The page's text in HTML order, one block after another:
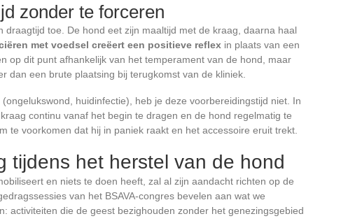
zonder te forceren
draagtijd toe. De hond eet zijn maaltijd met de kraag, daarna haal
met voedsel creëert een positieve reflex in plaats van een
op dit punt afhankelijk van het temperament van de hond, maar
dan een brute plaatsing bij terugkomst van de kliniek.
huidinfectie), heb je deze voorbereidingstijd niet. In
continu vanaf het begin te dragen en de hond regelmatig te
te voorkomen dat hij in paniek raakt en het accessoire eruit trekt.
tijdens het herstel van de hond
en niets te doen heeft, zal al zijn aandacht richten op de
van het BSAVA-congres bevelen aan wat we
activiteiten die de geest bezighouden zonder het genezingsgebied